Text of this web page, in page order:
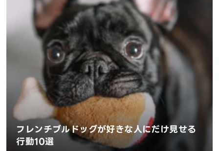
フレンチブルドッグが好きな人にだけ見せる
行動10選